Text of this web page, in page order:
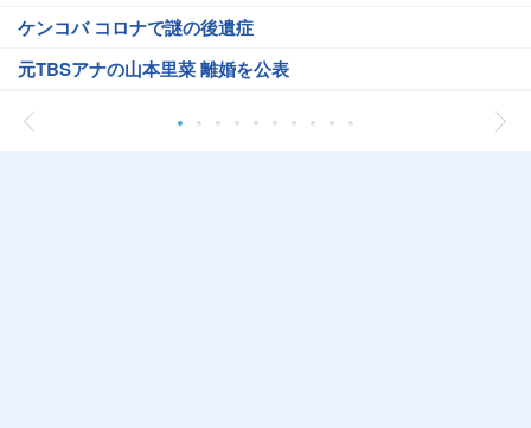
ケンコバ コロナで謎の後遺症
元TBSアナの山本里菜 離婚を公表